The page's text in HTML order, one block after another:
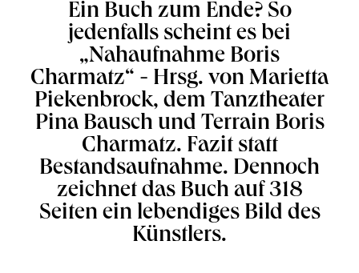
Ein Buch zum Ende? So
jedenfalls scheint es bei
„Nahaufnahme Boris
Charmatz“ - Hrsg. von Marietta
Piekenbrock, dem Tanztheater
Pina Bausch und Terrain Boris
Charmatz. Fazit statt
Bestandsaufnahme. Dennoch
zeichnet das Buch auf 318
Seiten ein lebendiges Bild des
Künstlers.